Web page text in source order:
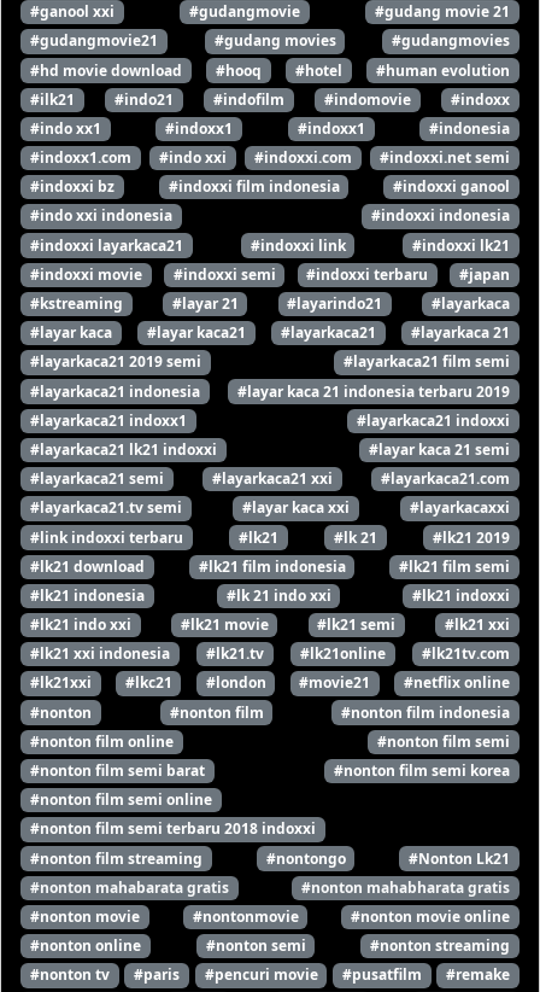
#ganool xxi
#gudangmovie
#gudang movie 21
#gudangmovie21
#gudang movies
#gudangmovies
#hd movie download
#hooq #hotel
#human evolution
#ilk21
#indo21 #indofilm #indomovie
#indoxx
#indo xx1
#indoxx1 #indoxx1
#indonesia
#indoxx1.com
#indo xxi #indoxxi.com
#indoxxi.net semi
#indoxxi bz
#indoxxi film indonesia
#indoxxi ganool
#indo xxi indonesia
#indoxxi indonesia
#indoxxi layarkaca21
#indoxxi link
#indoxxi lk21
#indoxxi movie
#indoxxi semi #indoxxi terbaru
#japan
#kstreaming
#layar 21 #layarindo21
#layarkaca
#layar kaca
#layar kaca21 #layarkaca21
#layarkaca 21
#layarkaca21 2019 semi
#layarkaca21 film semi
#layarkaca21 indonesia
#layar kaca 21 indonesia terbaru 2019
#layarkaca21 indoxx1
#layarkaca21 indoxxi
#layarkaca21 lk21 indoxxi
#layar kaca 21 semi
#layarkaca21 semi
#layarkaca21 xxi
#layarkaca21.com
#layarkaca21.tv semi
#layar kaca xxi
#layarkacaxxi
#link indoxxi terbaru
#lk21 #lk 21
#lk21 2019
#lk21 download
#lk21 film indonesia
#lk21 film semi
#lk21 indonesia
#lk 21 indo xxi
#lk21 indoxxi
#lk21 indo xxi
#lk21 movie #lk21 semi
#lk21 xxi
#lk21 xxi indonesia
#lk21.tv #lk21online
#lk21tv.com
#lk21xxi
#lkc21 #london #movie21
#netflix online
#nonton
#nonton film
#nonton film indonesia
#nonton film online
#nonton film semi
#nonton film semi barat
#nonton film semi korea
#nonton film semi online
#nonton film semi terbaru 2018 indoxxi
#nonton film streaming
#nontongo
#Nonton Lk21
#nonton mahabarata gratis
#nonton mahabharata gratis
#nonton movie
#nontonmovie
#nonton movie online
#nonton online
#nonton semi
#nonton streaming
#nonton tv
#paris #pencuri movie #pusatfilm
#remake